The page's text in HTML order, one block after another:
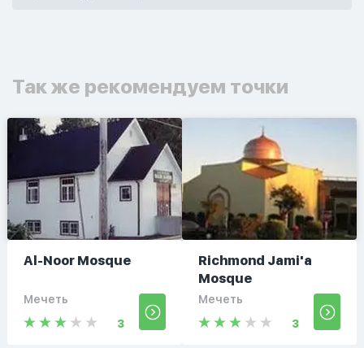
Так же рекомендуем точки
Al-Noor Mosque
Мечеть
3
Richmond Jami'a
Mosque
Мечеть
3